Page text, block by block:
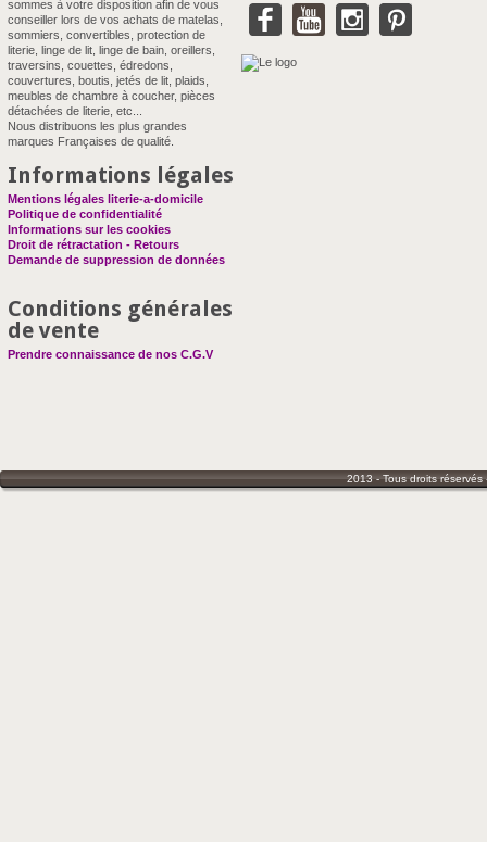
sommes à votre disposition afin de vous
conseiller lors de vos achats de matelas,
sommiers, convertibles, protection de
literie, linge de lit, linge de bain, oreillers,
traversins, couettes, édredons,
couvertures, boutis, jetés de lit, plaids,
meubles de chambre à coucher, pièces
détachées de literie, etc...
Nous distribuons les plus grandes
marques Françaises de qualité.
Informations légales
Mentions légales literie-a-domicile
Politique de confidentialité
Informations sur les cookies
Droit de rétractation - Retours
Demande de suppression de données
Conditions générales
de vente
Prendre connaissance de nos C.G.V
2013 - Tous droits